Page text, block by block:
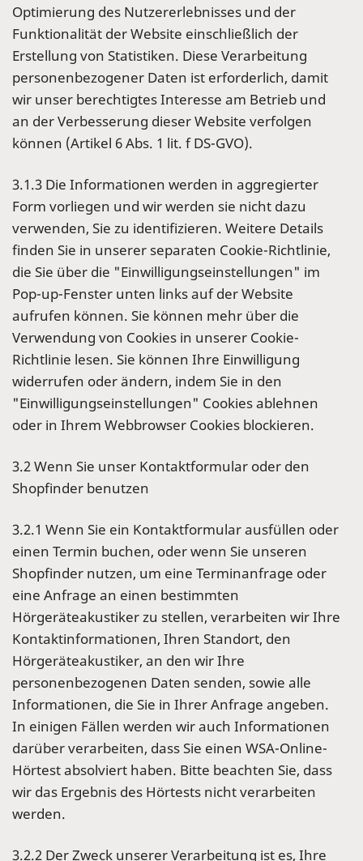
Optimierung des Nutzererlebnisses und der
Funktionalität der Website einschließlich der
Erstellung von Statistiken. Diese Verarbeitung
personenbezogener Daten ist erforderlich, damit
wir unser berechtigtes Interesse am Betrieb und
an der Verbesserung dieser Website verfolgen
können (Artikel 6 Abs. 1 lit. f DS-GVO).
3.1.3 Die Informationen werden in aggregierter
Form vorliegen und wir werden sie nicht dazu
verwenden, Sie zu identifizieren. Weitere Details
finden Sie in unserer separaten Cookie-Richtlinie,
die Sie über die "Einwilligungseinstellungen" im
Pop-up-Fenster unten links auf der Website
aufrufen können. Sie können mehr über die
Verwendung von Cookies in unserer Cookie-
Richtlinie lesen. Sie können Ihre Einwilligung
widerrufen oder ändern, indem Sie in den
"Einwilligungseinstellungen" Cookies ablehnen
oder in Ihrem Webbrowser Cookies blockieren.
3.2 Wenn Sie unser Kontaktformular oder den
Shopfinder benutzen
3.2.1 Wenn Sie ein Kontaktformular ausfüllen oder
einen Termin buchen, oder wenn Sie unseren
Shopfinder nutzen, um eine Terminanfrage oder
eine Anfrage an einen bestimmten
Hörgeräteakustiker zu stellen, verarbeiten wir Ihre
Kontaktinformationen, Ihren Standort, den
Hörgeräteakustiker, an den wir Ihre
personenbezogenen Daten senden, sowie alle
Informationen, die Sie in Ihrer Anfrage angeben.
In einigen Fällen werden wir auch Informationen
darüber verarbeiten, dass Sie einen WSA-Online-
Hörtest absolviert haben. Bitte beachten Sie, dass
wir das Ergebnis des Hörtests nicht verarbeiten
werden.
3.2.2 Der Zweck unserer Verarbeitung ist es, Ihre